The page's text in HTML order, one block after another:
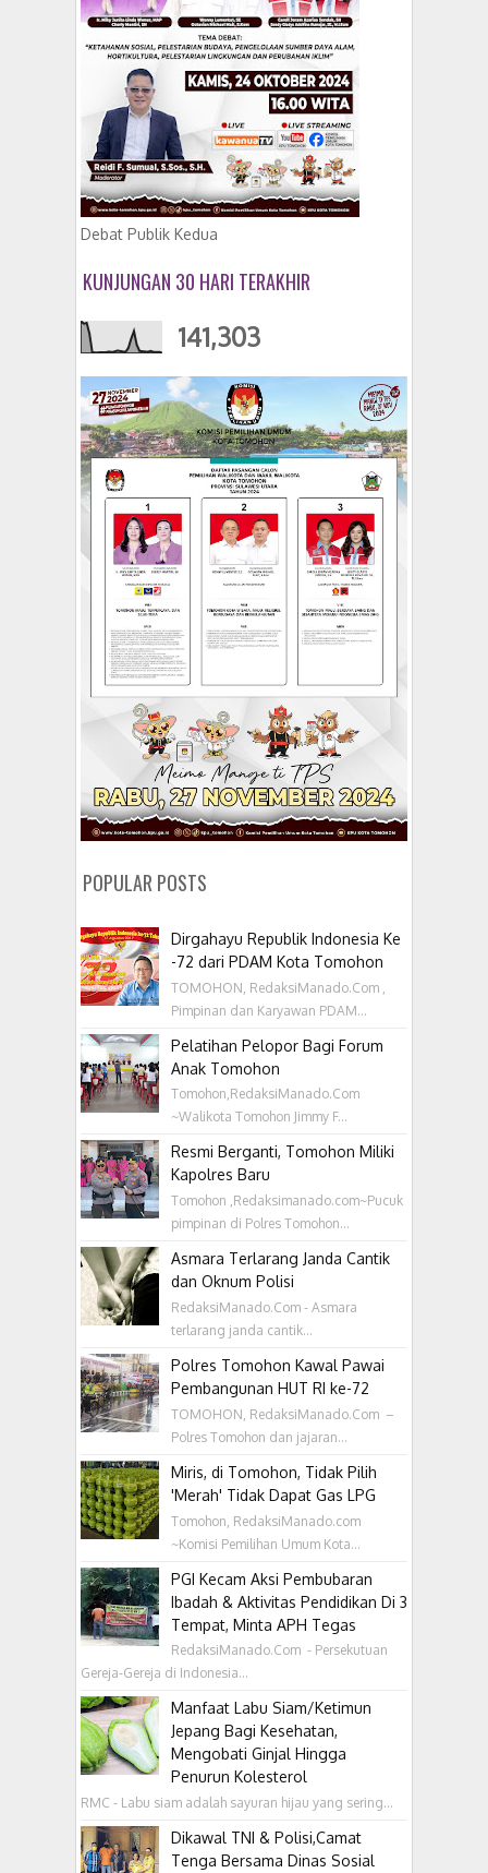
Debat Publik Kedua
KUNJUNGAN 30 HARI TERAKHIR
141,303
POPULAR POSTS
Dirgahayu Republik Indonesia Ke
-72 dari PDAM Kota Tomohon
TOMOHON, RedaksiManado.Com ,
Pimpinan dan Karyawan PDAM...
Pelatihan Pelopor Bagi Forum
Anak Tomohon
Tomohon,RedaksiManado.Com
~Walikota Tomohon Jimmy F...
Resmi Berganti, Tomohon Miliki
Kapolres Baru
Tomohon ,Redaksimanado.com~Pucuk
pimpinan di Polres Tomohon...
Asmara Terlarang Janda Cantik
dan Oknum Polisi
RedaksiManado.Com - Asmara
terlarang janda cantik...
Polres Tomohon Kawal Pawai
Pembangunan HUT RI ke-72
TOMOHON, RedaksiManado.Com –
Polres Tomohon dan jajaran...
Miris, di Tomohon, Tidak Pilih
'Merah' Tidak Dapat Gas LPG
Tomohon, RedaksiManado.com
~Komisi Pemilihan Umum Kota...
PGI Kecam Aksi Pembubaran
Ibadah & Aktivitas Pendidikan Di 3
Tempat, Minta APH Tegas
RedaksiManado.Com - Persekutuan
Gereja-Gereja di Indonesia...
Manfaat Labu Siam/Ketimun
Jepang Bagi Kesehatan,
Mengobati Ginjal Hingga
Penurun Kolesterol
RMC - Labu siam adalah sayuran hijau yang sering...
Dikawal TNI & Polisi,Camat
Tenga Bersama Dinas Sosial